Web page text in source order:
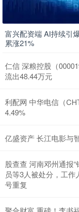
富兴配资端 AI持续引
累涨21%
仁信 深粮控股（
流出48.44万元
利配网 中华电信（
4.49%
亿盛资产 长江电影与
股查查 河南邓州通报
员等3人被处分，工
号重复